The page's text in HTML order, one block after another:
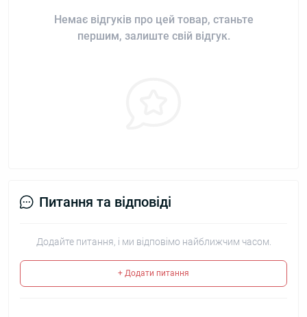
Немає відгуків про цей товар, станьте
першим, залиште свій відгук.
Питання та відповіді
Додайте питання, і ми відповімо найближчим часом.
+ Додати питання